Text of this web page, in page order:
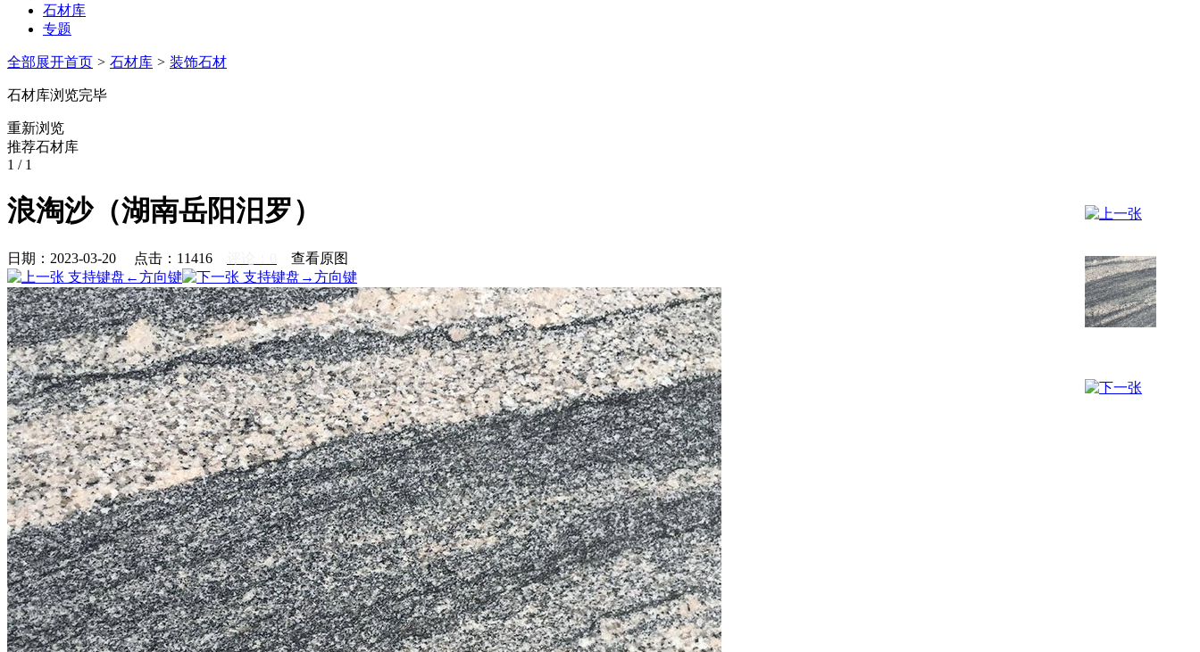
石材库
专题
全部展开首页 > 石材库 > 装饰石材
石材库浏览完毕
重新浏览
推荐石材库
1 / 1
浪淘沙（湖南岳阳汨罗）
日期：2023-03-20 点击： 11416 查看原图